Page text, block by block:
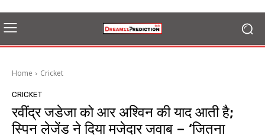
Home Cricket
CRICKET
रवींद्र जडेजा को आर अश्विन की याद आती है;
स्पिन लेजेंड ने दिया मजेदार जवाब – ‘जितना